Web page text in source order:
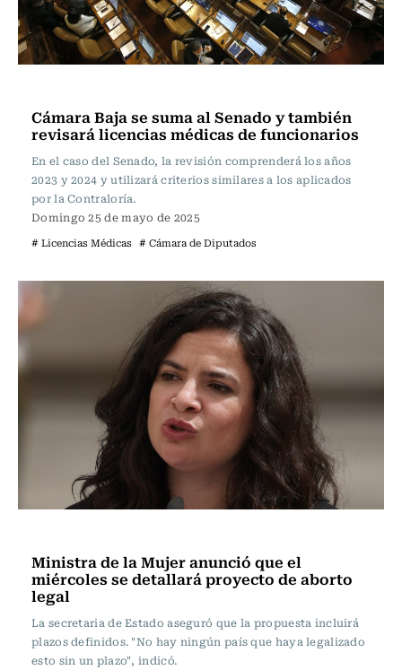
Cámara Baja se suma al Senado y también
revisará licencias médicas de funcionarios
En el caso del Senado, la revisión comprenderá los años
2023 y 2024 y utilizará criterios similares a los aplicados
por la Contraloría.
Domingo 25 de mayo de 2025
# Licencias Médicas # Cámara de Diputados
Ministra de la Mujer anunció que el
miércoles se detallará proyecto de aborto
legal
La secretaria de Estado aseguró que la propuesta incluirá
plazos definidos. "No hay ningún país que haya legalizado
esto sin un plazo", indicó.